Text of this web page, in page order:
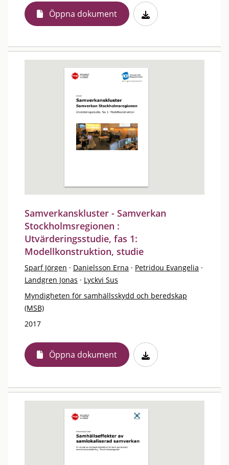
Öppna dokument
Samverkanskluster - Samverkan
Stockholmsregionen :
Utvärderingsstudie, fas 1:
Modellkonstruktion, studie
Sparf Jörgen · Danielsson Erna · Petridou Evangelia ·
Landgren Jonas · Lyckvi Sus
Myndigheten för samhällsskydd och beredskap
(MSB)
2017
Öppna dokument